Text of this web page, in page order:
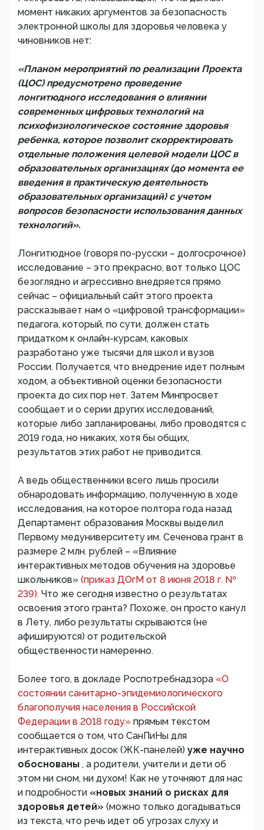
момент никаких аргументов за безопасность
электронной школы для здоровья человека у
чиновников нет:
«Планом мероприятий по реализации Проекта
(ЦОС) предусмотрено проведение
лонгитюдного исследования о влиянии
современных цифровых технологий на
психофизиологическое состояние здоровья
ребенка, которое позволит скорректировать
отдельные положения целевой модели ЦОС в
образовательных организациях (до момента ее
введения в практическую деятельность
образовательных организаций) с учетом
вопросов безопасности использования данных
технологий».
Лонгитюдное (говоря по-русски – долгосрочное)
исследование – это прекрасно, вот только ЦОС
безоглядно и агрессивно внедряется прямо
сейчас – официальный сайт этого проекта
рассказывает нам о «цифровой трансформации»
педагога, который, по сути, должен стать
придатком к онлайн-курсам, каковых
разработано уже тысячи для школ и вузов
России. Получается, что внедрение идет полным
ходом, а объективной оценки безопасности
проекта до сих пор нет. Затем Минпросвет
сообщает и о серии других исследований,
которые либо запланированы, либо проводятся с
2019 года, но никаких, хотя бы общих,
результатов этих работ не приводится.
А ведь общественники всего лишь просили
обнародовать информацию, полученную в ходе
исследования, на которое полтора года назад
Департамент образования Москвы выделил
Первому медуниверситету им. Сеченова грант в
размере 2 млн. рублей – «Влияние
интерактивных методов обучения на здоровье
школьников» (приказ ДОгМ от 8 июня 2018 г. №
239). Что же сегодня известно о результатах
освоения этого гранта? Похоже, он просто канул
в Лету, либо результаты скрываются (не
афишируются) от родительской
общественности намеренно.
Более того, в докладе Роспотребнадзора «О
состоянии санитарно-эпидемиологического
благополучия населения в Российской
Федерации в 2018 году» прямым текстом
сообщается о том, что СанПиНы для
интерактивных досок (ЖК-панелей) уже научно
обоснованы , а родители, учители и дети об
этом ни сном, ни духом! Как не уточняют для нас
и подробности «новых знаний о рисках для
здоровья детей» (можно только догадываться
из текста, что речь идет об угрозах слуху и